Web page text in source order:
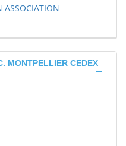
ASSOCIATION
MONTPELLIER CEDEX